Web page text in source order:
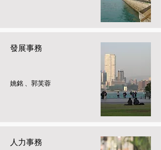
發展事務
姚銘 、郭芙蓉
人力事務